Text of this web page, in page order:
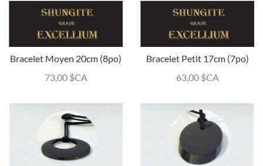
Bracelet Moyen 20cm (8po)
73,00 $CA
Bracelet Petit 17cm (7po)
63,00 $CA